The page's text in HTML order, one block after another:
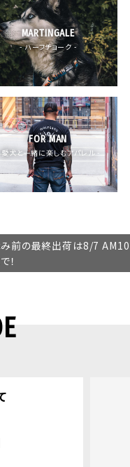
MARTINGALE
- ハーフチョーク -
FOR MAN
愛犬と一緒に楽しむアパレル -
前の最終出荷は8/7 AM10
！
いて